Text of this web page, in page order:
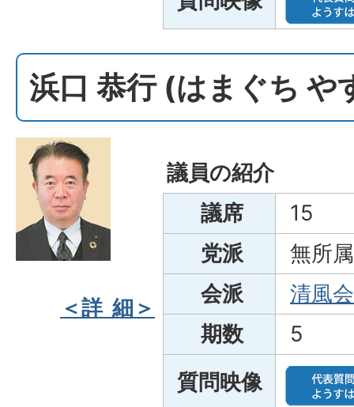
浜口 恭行 (はまぐち や
＜詳 細＞
議員の紹介
議席
15
党派
無所属
会派
清風会
期数
5
質問映像